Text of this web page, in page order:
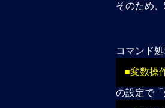
そのため
コマンド
■変数操
の設定で